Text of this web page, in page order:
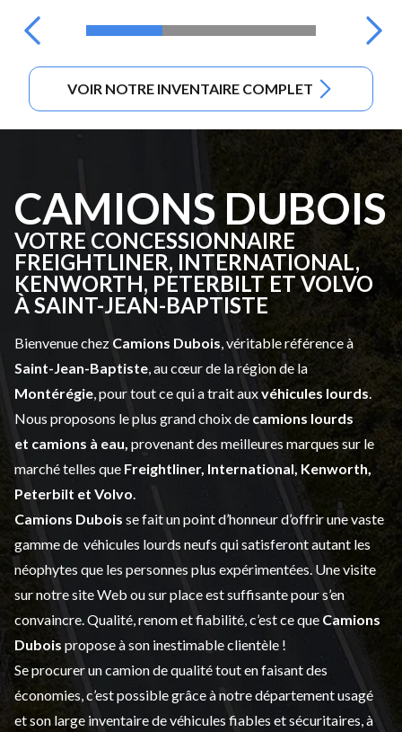
VOIR NOTRE INVENTAIRE COMPLET
CAMIONS DUBOIS
VOTRE CONCESSIONNAIRE
FREIGHTLINER, INTERNATIONAL,
KENWORTH, PETERBILT ET VOLVO
À SAINT-JEAN-BAPTISTE
Bienvenue chez Camions Dubois , véritable référence à
Saint-Jean-Baptiste , au cœur de la région de la
Montérégie , pour tout ce qui a trait auxvéhicules lourds
Nous proposons le plus grand choix de camions lourds
et camions à eau, provenant des meilleures marques sur le
marché telles que Freightliner, International, Kenworth,
Peterbilt et Volvo
Camions Dubois se fait un point d’honneur d’offrir une vaste
gamme de véhicules lourds neufs qui satisferont autant les
néophytes que les personnes plus expérimentées. Une visite
sur notre site Web ou sur place est suffisante pour s’en
convaincre. Qualité, renom et fiabilité, c’est ce que Camions
Dubois propose à son inestimable clientèle !
Se procurer un camion de qualité tout en faisant des
économies, c’est possible grâce à notredépartement usagé
et son large inventaire de véhicules fiables et sécuritaires, à